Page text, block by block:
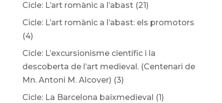
Cicle: L’art romànic a l’abast(21)
Cicle: L’art romànic a l’abast: els promotors
(4)
Cicle: L’excursionisme científic i la
descoberta de l’art medieval. (Centenari de
Mn. Antoni M. Alcover) (3)
Cicle: La Barcelona baixmedieval (1)